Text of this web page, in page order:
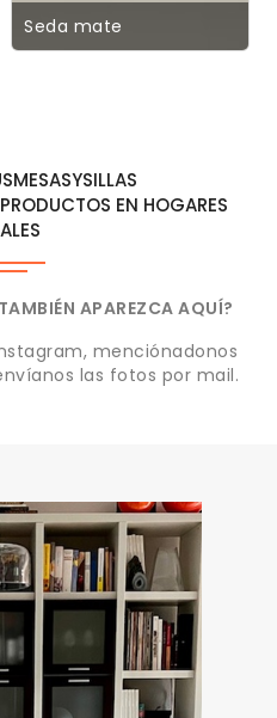
Seda mate
EN HOGARES
APAREZCA AQUÍ?
menciónadonos
las fotos por mail.